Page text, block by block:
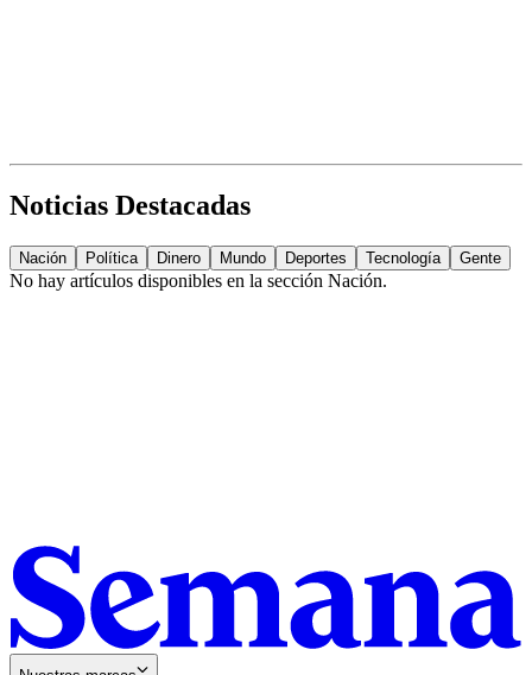
Noticias Destacadas
Nación Política Dinero Mundo Deportes Tecnología Gente
No hay artículos disponibles en la sección Nación.